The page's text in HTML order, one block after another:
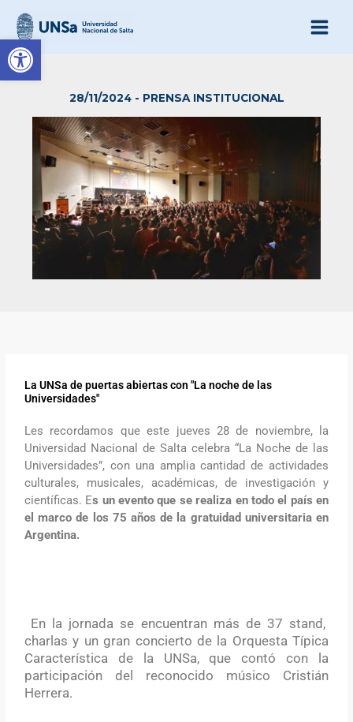
Abrir barra de
contenido
28/11/2024 - PRENSA INSTITUCIONAL
La UNSa de puertas abiertas con "La noche de las
Universidades"
Les recordamos que este jueves 28 de noviembre, la
Universidad Nacional de Salta celebra “La Noche de las
Universidades”, con una amplia cantidad de actividades
culturales, musicales, académicas, de investigación y
científicas. Es un evento que se realiza en todo el país en
el marco de los 75 años de la gratuidad universitaria en
Argentina.
En la jornada se encuentran más de 37 stand,
charlas y un gran concierto de la Orquesta Típica
Característica de la UNSa, que contó con la
participación del reconocido músico Cristián
Herrera.